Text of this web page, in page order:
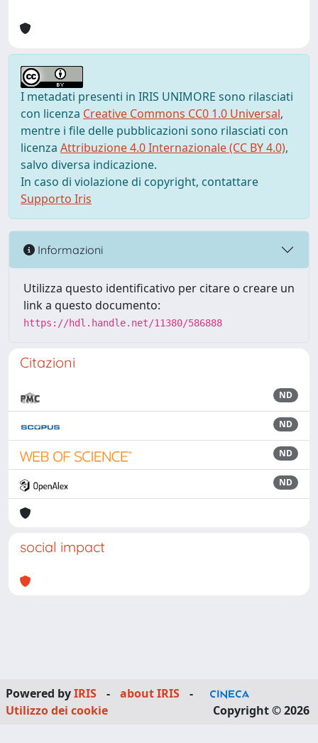
I metadati presenti in IRIS UNIMORE sono rilasciati
con licenza Creative Commons CC0 1.0 Universal,
mentre i file delle pubblicazioni sono rilasciati con
licenza Attribuzione 4.0 Internazionale (CC BY 4.0),
salvo diversa indicazione.
In caso di violazione di copyright, contattare
Supporto Iris
Informazioni
Utilizza questo identificativo per citare o creare un
link a questo documento:
https://hdl.handle.net/11380/586888
Citazioni
ND
ND
ND
ND
social impact
Powered byIRIS - about IRIS
-
Utilizzo dei cookie
Copyright © 2026